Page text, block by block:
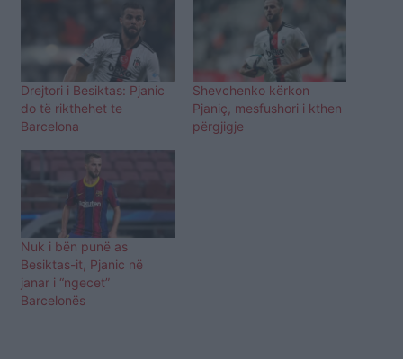
Drejtori i Besiktas: Pjanic
do të rikthehet te
Barcelona
Shevchenko kërkon
Pjaniç, mesfushori i kthen
përgjigje
Nuk i bën punë as
Besiktas-it, Pjanic në
janar i “ngecet”
Barcelonës